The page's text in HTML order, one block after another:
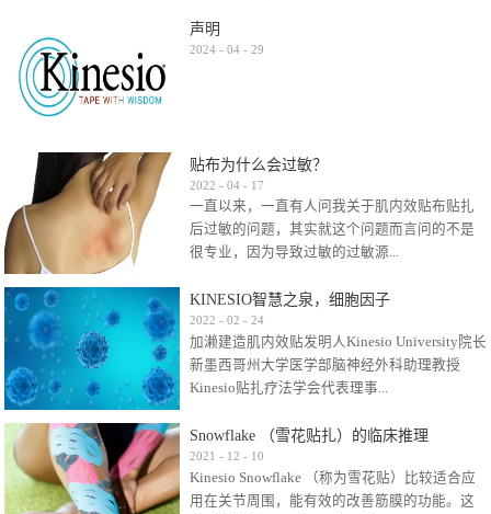
声明
2024 - 04 - 29
贴布为什么会过敏？
2022 - 04 - 17
一直以来，一直有人问我关于肌内效贴布贴扎
后过敏的问题，其实就这个问题而言问的不是
很专业，因为导致过敏的过敏源...
很多，比如试穿件衣服有时都会过敏，特定条
件下吃东西有时也会过敏，难道不吃不穿了？
其他品牌的在此我们不予评价，就KINESIO肌内
效贴布来说，40多年的研究开发制造肌内效贴
比如我本人，几乎天天接触KINESIO肌内效，无
论从皮肤适应性还是本人皮肤本身就不属于不
易过敏的那种，基本不会有过敏瘙痒的情况。
但是，当身体不适、休息不好、持续紧张等特
KINESIO智慧之泉，细胞因子
2022 - 02 - 24
加濑建造肌内效贴发明人Kinesio University院长
新墨西哥州大学医学部脑神经外科助理教授
Kinesio贴扎疗法学会代表理事...
Kinesio Taping Association International
（KTAI）名誉会长 身体具有免疫、疼痛、细胞
破坏、发热、修复、增殖、再生等自然愈合能
Snowflake （雪花贴扎）的临床推理
2021 - 12 - 10
Kinesio Snowflake （称为雪花贴）比较适合应
用在关节周围，能有效的改善筋膜的功能。这